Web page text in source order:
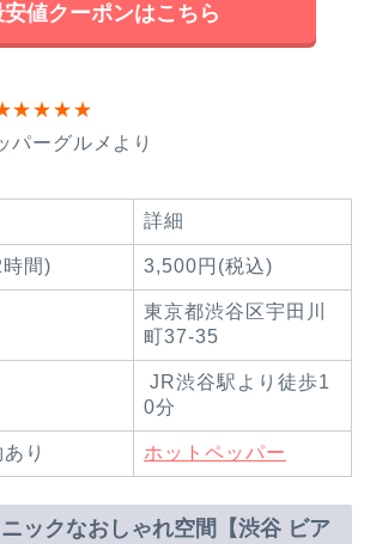
安値クーポンはこちら
パーグルメより
詳細
間) 3,500円(税込)
東京都渋谷区宇田川
町37-35
JR渋谷駅より徒歩1
0分
り ホットペッパー
ックなおしゃれ空間【渋谷 ビア